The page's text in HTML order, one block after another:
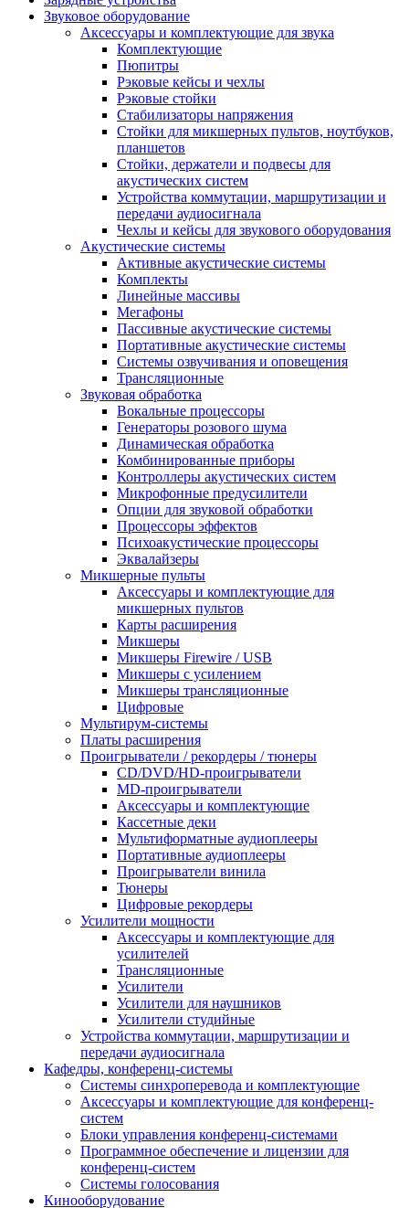
Звуковое оборудование
Аксессуары и комплектующие для звука
Комплектующие
Пюпитры
Рэковые кейсы и чехлы
Рэковые стойки
Стабилизаторы напряжения
Стойки для микшерных пультов, ноутбуков,
планшетов
Стойки, держатели и подвесы для
акустических систем
Устройства коммутации, маршрутизации и
передачи аудиосигнала
Чехлы и кейсы для звукового оборудования
Акустические системы
Активные акустические системы
Комплекты
Линейные массивы
Мегафоны
Пассивные акустические системы
Портативные акустические системы
Системы озвучивания и оповещения
Трансляционные
Звуковая обработка
Вокальные процессоры
Генераторы розового шума
Динамическая обработка
Комбинированные приборы
Контроллеры акустических систем
Микрофонные предусилители
Опции для звуковой обработки
Процессоры эффектов
Психоакустические процессоры
Эквалайзеры
Микшерные пульты
Аксессуары и комплектующие для
микшерных пультов
Карты расширения
Микшеры
Микшеры Firewire / USB
Микшеры с усилением
Микшеры трансляционные
Цифровые
Мультирум-системы
Платы расширения
Проигрыватели / рекордеры / тюнеры
CD/DVD/HD-проигрыватели
MD-проигрыватели
Аксессуары и комплектующие
Кассетные деки
Мультиформатные аудиоплееры
Портативные аудиоплееры
Проигрыватели винила
Тюнеры
Цифровые рекордеры
Усилители мощности
Аксессуары и комплектующие для
усилителей
Трансляционные
Усилители
Усилители для наушников
Усилители студийные
Устройства коммутации, маршрутизации и
передачи аудиосигнала
Кафедры, конференц-системы
Cистемы синхроперевода и комплектующие
Аксессуары и комплектующие для конференц-
систем
Блоки управления конференц-системами
Программное обеспечение и лицензии для
конференц-систем
Системы голосования
Кинооборудование